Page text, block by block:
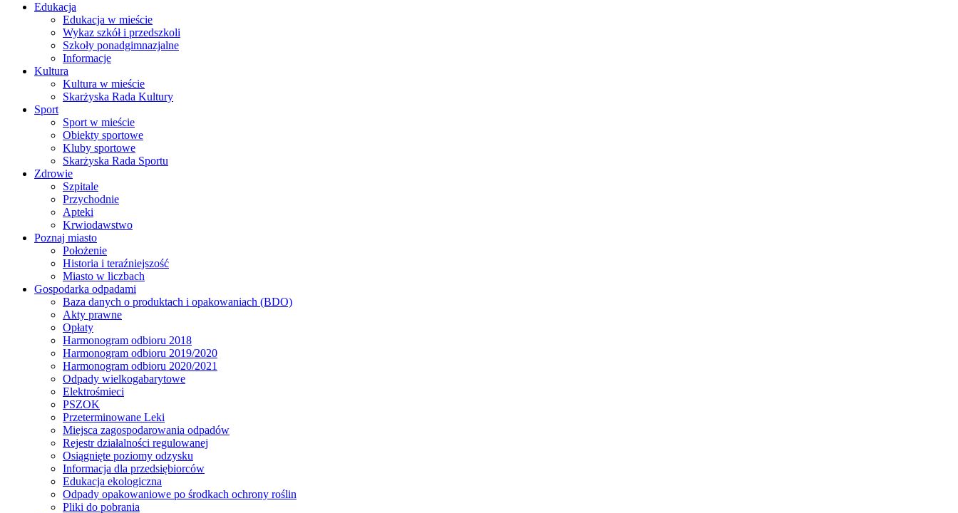
Edukacja
Edukacja w mieście
Wykaz szkół i przedszkoli
Szkoły ponadgimnazjalne
Informacje
Kultura
Kultura w mieście
Skarżyska Rada Kultury
Sport
Sport w mieście
Obiekty sportowe
Kluby sportowe
Skarżyska Rada Sportu
Zdrowie
Szpitale
Przychodnie
Apteki
Krwiodawstwo
Poznaj miasto
Położenie
Historia i teraźniejszość
Miasto w liczbach
Gospodarka odpadami
Baza danych o produktach i opakowaniach (BDO)
Akty prawne
Opłaty
Harmonogram odbioru 2018
Harmonogram odbioru 2019/2020
Harmonogram odbioru 2020/2021
Odpady wielkogabarytowe
Elektrośmieci
PSZOK
Przeterminowane Leki
Miejsca zagospodarowania odpadów
Rejestr działalności regulowanej
Osiągnięte poziomy odzysku
Informacja dla przedsiębiorców
Edukacja ekologiczna
Odpady opakowaniowe po środkach ochrony roślin
Pliki do pobrania